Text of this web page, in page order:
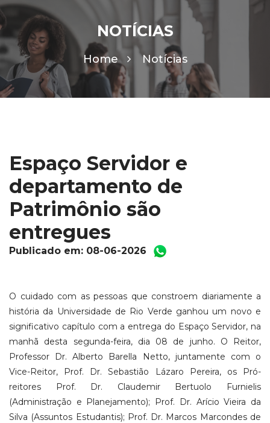
NOTÍCIAS
Home Notícias
Espaço Servidor e
departamento de
Patrimônio são
entregues
Publicado em: 08-06-2026
O cuidado com as pessoas que constroem diariamente a
história da Universidade de Rio Verde ganhou um novo e
significativo capítulo com a entrega do Espaço Servidor, na
manhã desta segunda-feira, dia 08 de junho. O Reitor,
Professor Dr. Alberto Barella Netto, juntamente com o
Vice-Reitor, Prof. Dr. Sebastião Lázaro Pereira, os Pró-
reitores Prof. Dr. Claudemir Bertuolo Furnielis
(Administração e Planejamento); Prof. Dr. Arício Vieira da
Silva (Assuntos Estudantis); Prof. Dr. Marcos Marcondes de